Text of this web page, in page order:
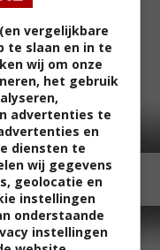
6,6Le (2000)
vergelijkbare
te slaan en in te
wij om onze
het gebruik
advertenties te
en
diensten te
wij gegevens
geolocatie en
instellingen
onderstaande
instellingen